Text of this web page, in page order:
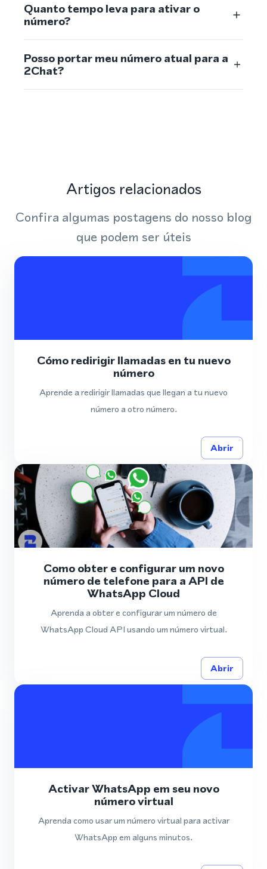
Quanto tempo leva para ativar o
número?
Posso portar meu número atual para a
2Chat?
Artigos relacionados
Confira algumas postagens do nosso blog
que podem ser úteis
Cómo redirigir llamadas en tu nuevo
número
Aprende a redirigir llamadas que llegan a tu nuevo
número a otro número.
Abrir
Como obter e configurar um novo
número de telefone para a API de
WhatsApp Cloud
Aprenda a obter e configurar um número de
WhatsApp Cloud API usando um número virtual.
Abrir
Activar WhatsApp em seu novo
número virtual
Aprenda como usar um número virtual para activar
WhatsApp em alguns minutos.